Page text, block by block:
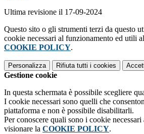
Ultima revisione il 17-09-2024
Questo sito o gli strumenti terzi da questo
cookie necessari al funzionamento ed utili
COOKIE POLICY.
Personalizza Rifiuta tutti i cookies
Gestione cookie
In questa schermata è possibile scegliere
I cookie necessari sono quelli che
piattaforma e non è possibile disabilitarli.
Per conoscere quali sono i cookie
visionare la COOKIE POLICY.